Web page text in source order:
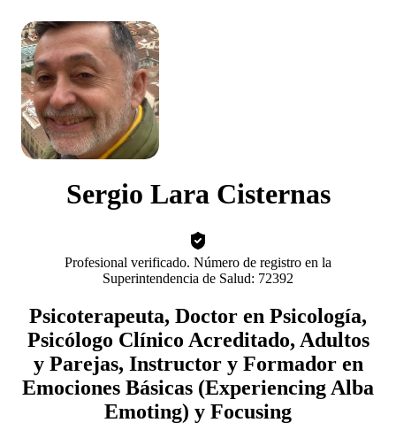
Sergio Lara Cisternas
Profesional verificado. Número de registro en la
Superintendencia de Salud: 72392
Psicoterapeuta, Doctor en Psicología,
Psicólogo Clínico Acreditado, Adultos
y Parejas, Instructor y Formador en
Emociones Básicas (Experiencing Alba
Emoting) y Focusing